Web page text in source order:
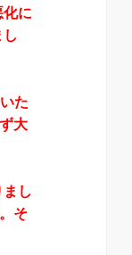
に
た
大
し
そ